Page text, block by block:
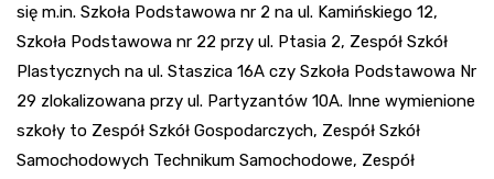
się m.in. Szkoła Podstawowa nr 2 na ul. Kamińskiego 12,
Szkoła Podstawowa nr 22 przy ul. Ptasia 2, Zespół Szkół
Plastycznych na ul. Staszica 16A czy Szkoła Podstawowa Nr
29 zlokalizowana przy ul. Partyzantów 10A. Inne wymienione
szkoły to Zespół Szkół Gospodarczych, Zespół Szkół
Samochodowych Technikum Samochodowe, Zespół